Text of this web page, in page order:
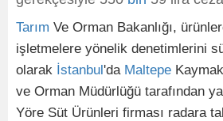
Tarım Ve Orman Bakanlığı,
işletmelere yönelik denetimlerini
olarak İstanbul'da Maltepe
ve Orman Müdürlüğü tarafından
Yöre Süt Ürünleri firması radara